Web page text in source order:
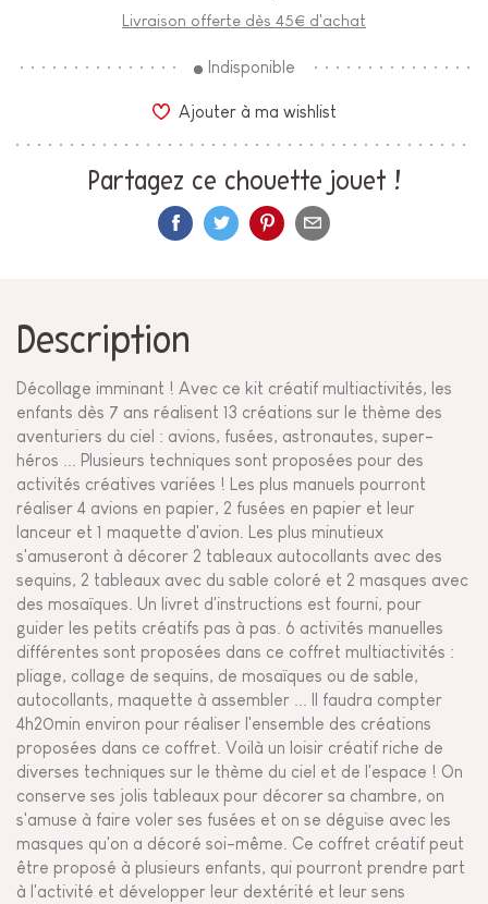
Livraison offerte dès 45€ d'achat
Indisponible
Ajouter à ma wishlist
Partagez ce chouette jouet !
Description
Décollage imminant ! Avec ce kit créatif multiactivités, les
enfants dès 7 ans réalisent 13 créations sur le thème des
aventuriers du ciel : avions, fusées, astronautes, super-
héros ... Plusieurs techniques sont proposées pour des
activités créatives variées ! Les plus manuels pourront
réaliser 4 avions en papier, 2 fusées en papier et leur
lanceur et 1 maquette d'avion. Les plus minutieux
s'amuseront à décorer 2 tableaux autocollants avec des
sequins, 2 tableaux avec du sable coloré et 2 masques avec
des mosaïques. Un livret d'instructions est fourni, pour
guider les petits créatifs pas à pas. 6 activités manuelles
différentes sont proposées dans ce coffret multiactivités :
pliage, collage de sequins, de mosaïques ou de sable,
autocollants, maquette à assembler ... Il faudra compter
4h20min environ pour réaliser l'ensemble des créations
proposées dans ce coffret. Voilà un loisir créatif riche de
diverses techniques sur le thème du ciel et de l'espace ! On
conserve ses jolis tableaux pour décorer sa chambre, on
s'amuse à faire voler ses fusées et on se déguise avec les
masques qu'on a décoré soi-même. Ce coffret créatif peut
être proposé à plusieurs enfants, qui pourront prendre part
à l'activité et développer leur dextérité et leur sens